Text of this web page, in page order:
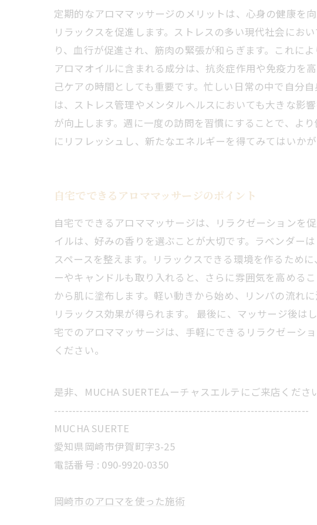
定期的なアロママッサージのメリットは、心身の健康を
リラックスを促進します。ストレスの多い現代社会にお
り、血行が促進され、筋肉の緊張が和らぎます。これに
アロマオイルに含まれる成分は、抗炎症作用や免疫力を
己ケアの時間としても重要です。忙しい日常の中で自分
は、ストレス管理やメンタルヘルスにおいても大きな影
が向上します。週に一度の訪問を習慣にすることで、よ
にリフレッシュし、新たなエネルギーを得てみてはいかが
自宅でできるアロママッサージのポイント
自宅でできるアロママッサージは、リラクゼーションを
イルは、好みの香りを選ぶことが大切です。ラベンダー
スペースを整えます。リラックスできる環境を作るため
ーやキャンドルも取り入れると、さらに雰囲気を高める
から肌に塗布します。軽い動きから始め、リンパの流れ
リラックス効果が得られます。 最後に、マッサージ後
宅でのアロママッサージは、手軽にできるリラクゼーシ
ください。
是非、MUCHA SUERTEムーチャスエルテにご来店くだ
----------------------------------------------------------------------
MUCHA SUERTE
愛知県岡崎市伊賀町字3-25
電話番号 : 090-9920-0350
岡崎市のアロマを使った施術